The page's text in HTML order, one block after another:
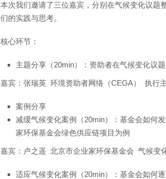
本次我们邀请了三位嘉宾，分别在气候变化议题
们的实践与思考。
核心环节：
主题分享（20min）：资助者在气候变化议
嘉宾：张瑞英 环境资助者网络（CEGA） 执行
案例分享
减缓气候变化案例（20min）：基金会如何
家环保基金会绿色供应链项目为例
嘉宾：卢之遥 北京市企业家环保基金会 气候变
适应气候变化案例（20min）：基金会如何